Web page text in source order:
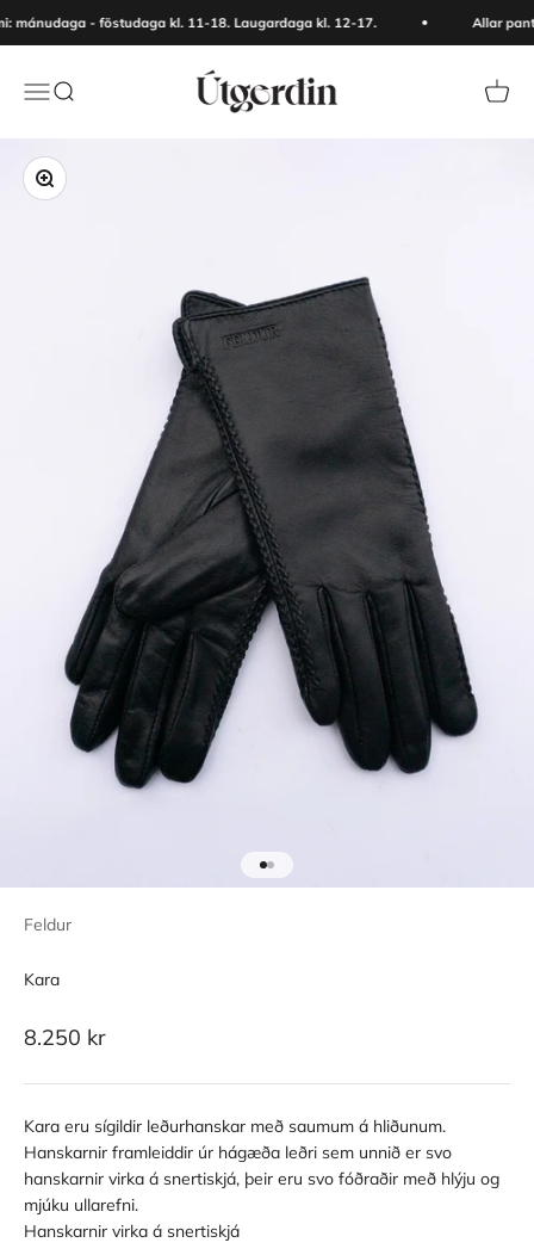
Skip to content
mánudaga - föstudaga kl. 11-18. Laugardaga kl. 12-17. Allar
MenuSearch
Útgerðin
Cart
Zoom
Go to item 1
Go to item 2
Feldur
Kara
Sale price
8.250 kr
Kara eru sígildir leðurhanskar með saumum á hliðunum.
Hanskarnir framleiddir úr hágæða leðri sem unnið er svo
hanskarnir virka á snertiskjá, þeir eru svo fóðraðir með hlýju og
mjúku ullarefni.
Hanskarnir virka á snertiskjá